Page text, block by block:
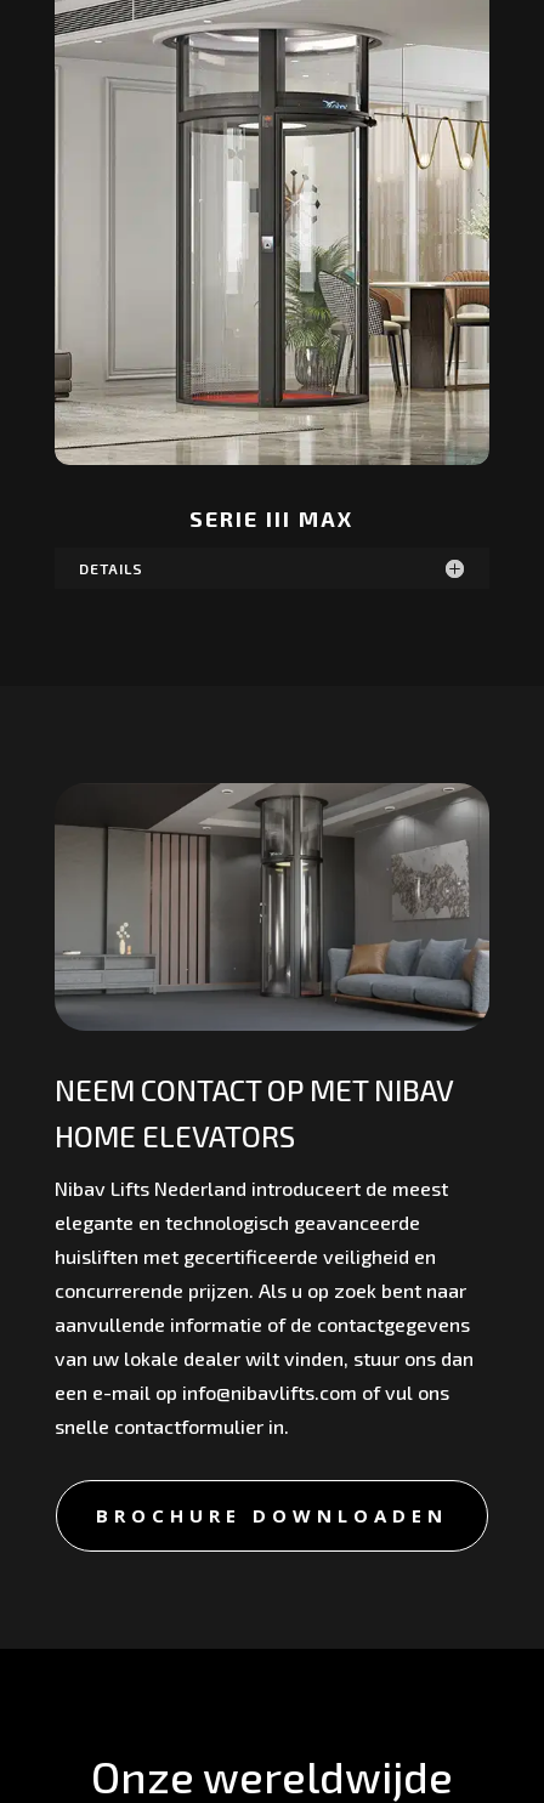
SERIE III MAX
DETAILS
NEEM CONTACT OP MET NIBAV
HOME ELEVATORS
Nibav Lifts Nederland introduceert de meest
elegante en technologisch geavanceerde
huisliften met gecertificeerde veiligheid en
concurrerende prijzen. Als u op zoek bent naar
aanvullende informatie of de contactgegevens
van uw lokale dealer wilt vinden, stuur ons dan
een e-mail op info@nibavlifts.com of vul ons
snelle contactformulier in.
BROCHURE DOWNLOADEN
Onze wereldwijde